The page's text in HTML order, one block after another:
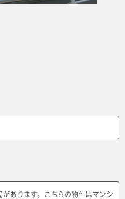
あります。こちらの物件はマンシ